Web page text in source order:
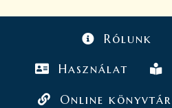
Rólunk
Használat
Online könyvtár